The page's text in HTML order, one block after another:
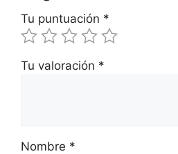
Tu puntuación *
Tu valoración *
Nombre *